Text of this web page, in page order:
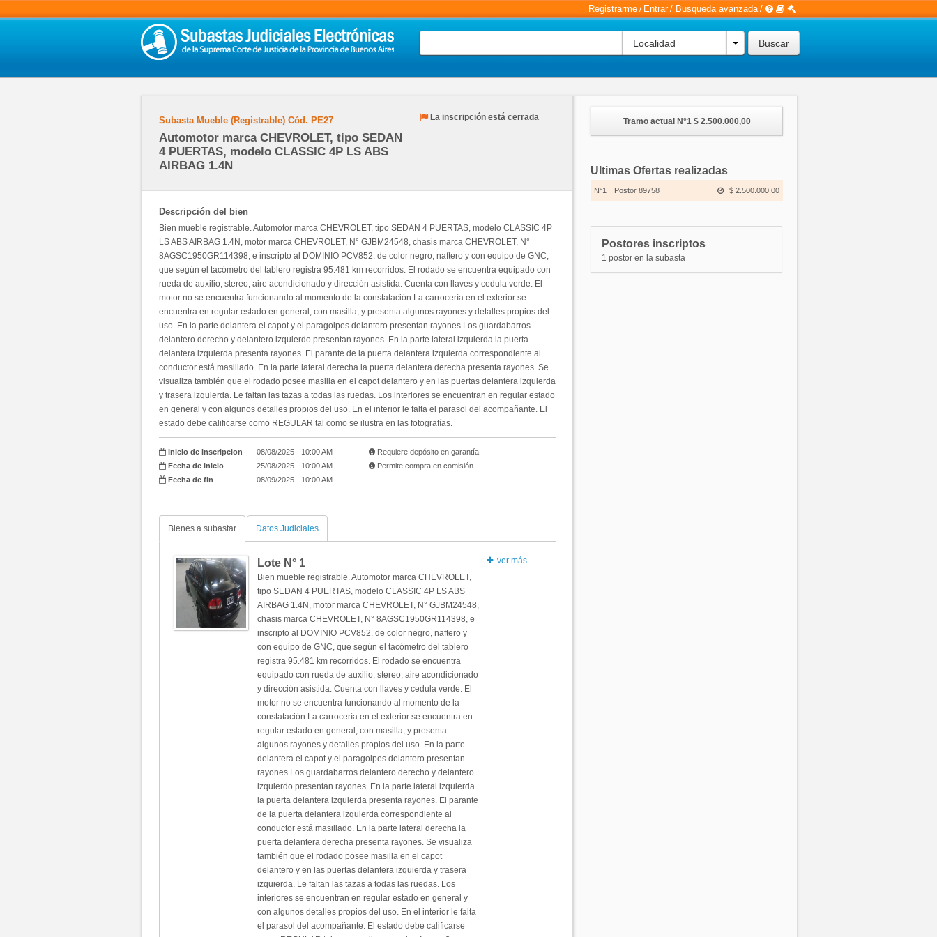
Registrarme / Entrar / Busqueda avanzada /
Localidad
Subasta Mueble (Registrable) Cód. PE27
Automotor marca CHEVROLET, tipo SEDAN
4 PUERTAS, modelo CLASSIC 4P LS ABS
AIRBAG 1.4N
La inscripción está cerrada
Descripción del bien
Bien mueble registrable. Automotor marca CHEVROLET, tipo SEDAN 4 PUERTAS, modelo CLASSIC 4P
LS ABS AIRBAG 1.4N, motor marca CHEVROLET, N° GJBM24548, chasis marca CHEVROLET, N°
8AGSC1950GR114398, e inscripto al DOMINIO PCV852. de color negro, naftero y con equipo de GNC,
que según el tacómetro del tablero registra 95.481 km recorridos. El rodado se encuentra equipado con
rueda de auxilio, stereo, aire acondicionado y dirección asistida. Cuenta con llaves y cedula verde. El
motor no se encuentra funcionando al momento de la constatación La carrocería en el exterior se
encuentra en regular estado en general, con masilla, y presenta algunos rayones y detalles propios del
uso. En la parte delantera el capot y el paragolpes delantero presentan rayones Los guardabarros
delantero derecho y delantero izquierdo presentan rayones. En la parte lateral izquierda la puerta
delantera izquierda presenta rayones. El parante de la puerta delantera izquierda correspondiente al
conductor está masillado. En la parte lateral derecha la puerta delantera derecha presenta rayones. Se
visualiza también que el rodado posee masilla en el capot delantero y en las puertas delantera izquierda
y trasera izquierda. Le faltan las tazas a todas las ruedas. Los interiores se encuentran en regular estado
en general y con algunos detalles propios del uso. En el interior le falta el parasol del acompañante. El
estado debe calificarse como REGULAR tal como se ilustra en las fotografías.
Inicio de inscripcion
08/08/2025 - 10:00 AM
Fecha de inicio
25/08/2025 - 10:00 AM
Fecha de fin
08/09/2025 - 10:00 AM
Requiere depósito en garantía
Permite compra en comisión
Bienes a subastar Datos Judiciales
Lote N° 1
Bien mueble registrable. Automotor marca CHEVROLET,
tipo SEDAN 4 PUERTAS, modelo CLASSIC 4P LS ABS
AIRBAG 1.4N, motor marca CHEVROLET, N° GJBM24548,
chasis marca CHEVROLET, N° 8AGSC1950GR114398, e
inscripto al DOMINIO PCV852. de color negro, naftero y
con equipo de GNC, que según el tacómetro del tablero
registra 95.481 km recorridos. El rodado se encuentra
equipado con rueda de auxilio, stereo, aire acondicionado
y dirección asistida. Cuenta con llaves y cedula verde. El
motor no se encuentra funcionando al momento de la
constatación La carrocería en el exterior se encuentra en
regular estado en general, con masilla, y presenta
algunos rayones y detalles propios del uso. En la parte
delantera el capot y el paragolpes delantero presentan
rayones Los guardabarros delantero derecho y delantero
izquierdo presentan rayones. En la parte lateral izquierda
la puerta delantera izquierda presenta rayones. El parante
de la puerta delantera izquierda correspondiente al
conductor está masillado. En la parte lateral derecha la
puerta delantera derecha presenta rayones. Se visualiza
también que el rodado posee masilla en el capot
delantero y en las puertas delantera izquierda y trasera
izquierda. Le faltan las tazas a todas las ruedas. Los
interiores se encuentran en regular estado en general y
con algunos detalles propios del uso. En el interior le falta
el parasol del acompañante. El estado debe calificarse
ver más
Tramo actual N°1 $ 2.500.000,00
Ultimas Ofertas realizadas
N°1 Postor 89758 $ 2.500.000,00
Postores inscriptos
1 postor en la subasta